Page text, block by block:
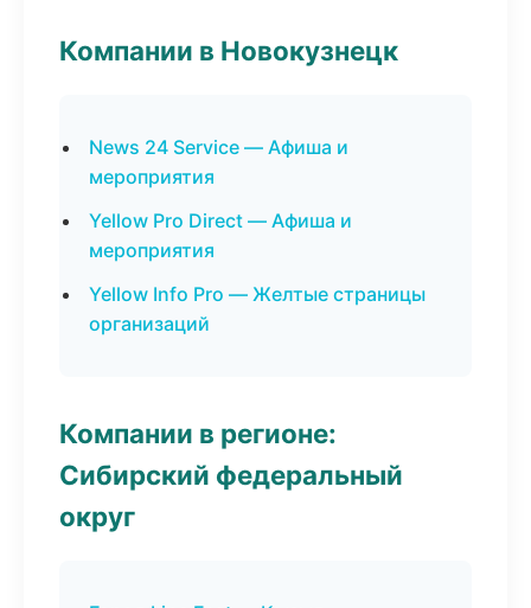
Компании в Новокузнецк
News 24 Service — Афиша и
мероприятия
Yellow Pro Direct — Афиша и
мероприятия
Yellow Info Pro — Желтые страницы
организаций
Компании в регионе:
Сибирский федеральный
округ